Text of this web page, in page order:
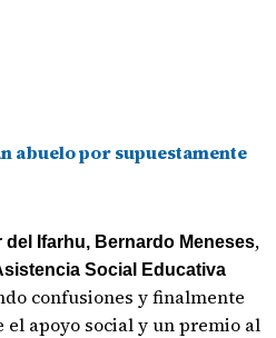
abuelo por supuestamente
del Ifarhu, Bernardo Meneses,
Social Educativa
confusiones y finalmente
apoyo social y un premio al